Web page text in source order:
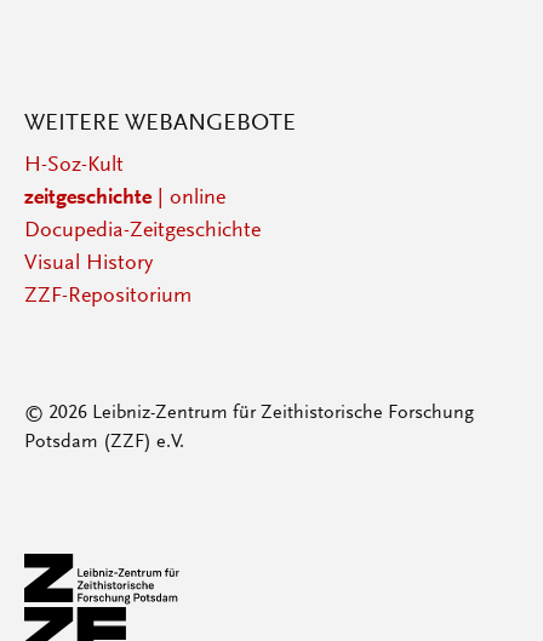
WEITERE WEBANGEBOTE
H-Soz-Kult
zeitgeschichte| online
Docupedia-Zeitgeschichte
Visual History
ZZF-Repositorium
© 2026 Leibniz-Zentrum für Zeithistorische Forschung
Potsdam (ZZF) e.V.